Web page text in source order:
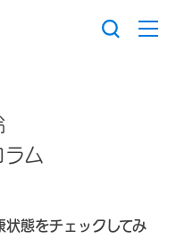
ラム
状態をチェックしてみ